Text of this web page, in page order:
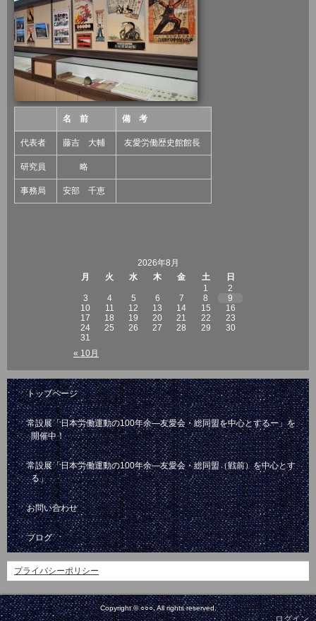
名 前 備 考
代表者 藤吉 大輔 友愛労働歴史館館長
研究員 略
事務局 安部 千恵
2026年8月
月
火 水 木 金 土 日
« 10月
1
2
3
4 5 6 7 8
9
10
11 12 13 14 15
16
17
18 19 20 21 22
23
24
25 26 27 28 29
30
31
トップページ
常設展「日本労働運動の100年余―友愛会・総同盟を中心とするー」を
開催中！
常設展「日本労働運動の100年余―友愛会・総同盟（戦前）を中心とす
る」
お問い合わせ
ブログ
プライバシーポリシー
Copyright © ○○○, All rights reserved.
ログイン